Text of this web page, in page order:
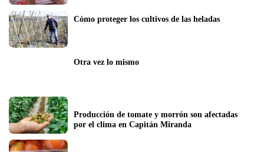
Otra vez lo mismo
Producción de tomate y morrón son afectadas
por el clima en Capitán Miranda